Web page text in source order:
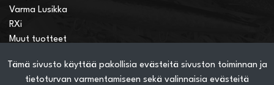
Tämä sivusto käyttää pakollisia evästeitä sivuston toiminnan ja
tietoturvan varmentamiseen sekä valinnaisia evästeitä
Varma Lusikka
RXi
Muut tuotteet
Verkkokauppainfo